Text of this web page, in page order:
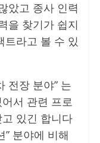
았고 종사 인력
을 찾기가 쉽지
트라고 볼 수 있
전장 분야” 는
서 관련 프로
있긴 합니다
” 분야에 비해